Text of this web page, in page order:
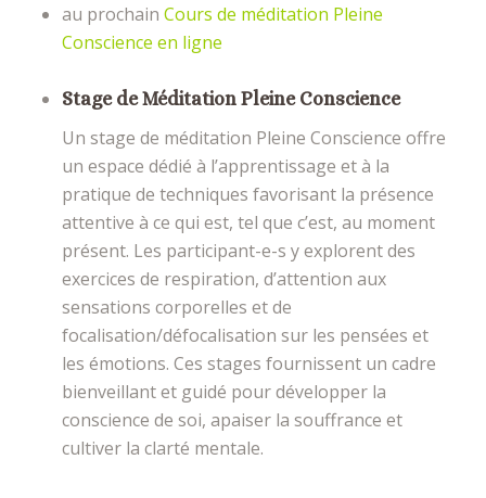
au prochain Cours de méditation Pleine
Conscience en ligne
Stage de Méditation Pleine Conscience
Un stage de méditation Pleine Conscience offre
un espace dédié à l’apprentissage et à la
pratique de techniques favorisant la présence
attentive à ce qui est, tel que c’est, au moment
présent. Les participant-e-s y explorent des
exercices de respiration, d’attention aux
sensations corporelles et de
focalisation/défocalisation sur les pensées et
les émotions. Ces stages fournissent un cadre
bienveillant et guidé pour développer la
conscience de soi, apaiser la souffrance et
cultiver la clarté mentale.